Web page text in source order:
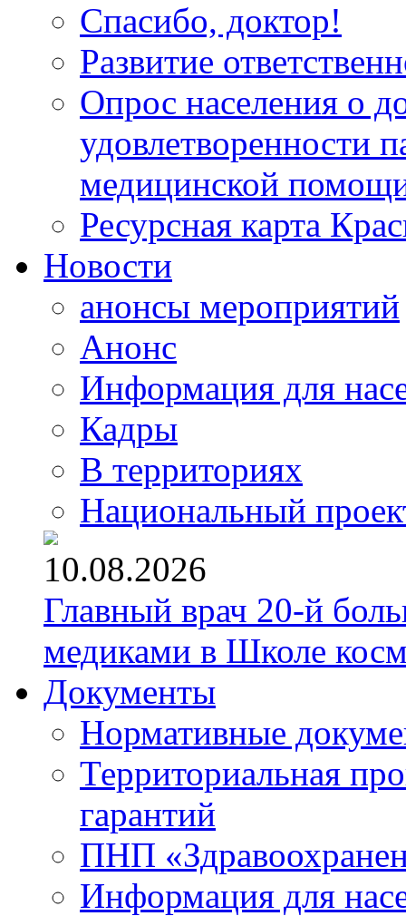
Спасибо, доктор!
Развитие
Опрос населения о
удовлетворенности
медицинской
Ресурсная карта
Новости
анонсы мероприятий
Анонс
Информация для
Кадры
В территориях
Национальный
10.08.2026
Главный врач 20-й
медиками в Школе
Документы
Нормативные
Территориальная
гарантий
ПНП
Информация для